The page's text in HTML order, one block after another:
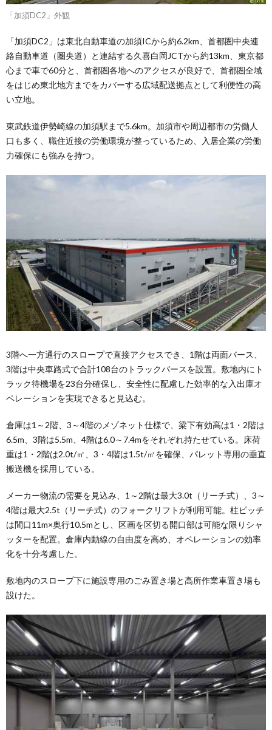
「加須DC2」外観
「加須DC2」は東北自動車道の加須ICから約6.2km、首都圏中央連
絡自動車道（圏央道）と連結する久喜白岡JCTから約13km、東京都
心まで車で60分と、首都圏各地へのアクセスが良好で、首都圏全域
をはじめ東北地方までをカバーする広域配送拠点として利便性の高
い立地。
東武鉄道伊勢崎線の加須駅まで5.6km。加須市や周辺都市の労働人
口も多く、職住近接の労働環境が整っているため、入居企業の労働
力確保にも強みを持つ。
3階へ一方通行のスロープで直接アクセスでき、1階は両面バース、
3階は中央車路式で合計108台のトラックバースを設置。敷地内にト
ラック待機場を23台分確保し、安全性に配慮した効率的な入出庫オ
ペレーションを実現できると見込む。
倉庫は1～2階、3～4階のメゾネット仕様で、梁下有効高は1・2階は
6.5m、3階は5.5m、4階は6.0～7.4mをそれぞれ持たせている。床荷
重は1・2階は2.0t/㎡、3・4階は1.5t/㎡を確保、パレット専用の垂直
搬送機を採用している。
メーカー物流の需要を見込み、1～2階は最大3.0t（リーチ式）、3～
4階は最大2.5t（リーチ式）のフォークリフトが利用可能。柱ピッチ
は間口11m×奥行10.5mとし、区画を区切る開口部は可能な限りシャ
ッターを配置。倉庫内動線の自由度を高め、オペレーションの効率
化を十分考慮した。
敷地内のスロープ下に施設専用のごみ置き場と高所作業車置き場も
設けた。